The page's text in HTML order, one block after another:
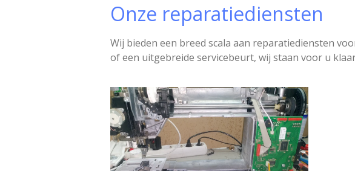
Onze reparatiediensten
Wij bieden een breed scala aan reparatiediensten
of een uitgebreide servicebeurt, wij staan voor u